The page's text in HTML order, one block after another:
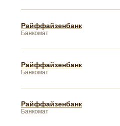
Райффайзенбанк
Банкомат
Райффайзенбанк
Банкомат
Райффайзенбанк
Банкомат